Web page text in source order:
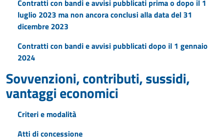
Contratti con bandi e avvisi pubblicati prima o dopo il 1
luglio 2023 ma non ancora conclusi alla data del 31
dicembre 2023
Contratti con bandi e avvisi pubblicati dopo il 1 gennaio
2024
Sovvenzioni, contributi, sussidi,
vantaggi economici
Criteri e modalità
Atti di concessione